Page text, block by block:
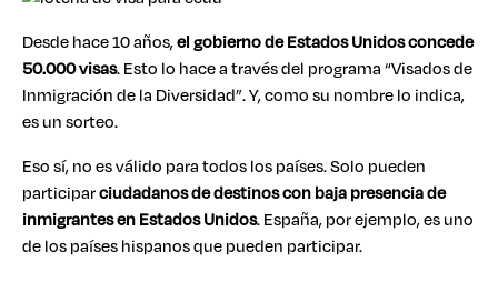
Desde hace 10 años,el gobierno de Estados Unidos concede
50.000 visas. Esto lo hace a través del programa “Visados de
Inmigración de la Diversidad”. Y, como su nombre lo indica,
es un sorteo.
Eso sí, no es válido para todos los países. Solo pueden
participarciudadanos de destinos con baja presencia de
inmigrantes en Estados Unidos. España, por ejemplo, es uno
de los países hispanos que pueden participar.